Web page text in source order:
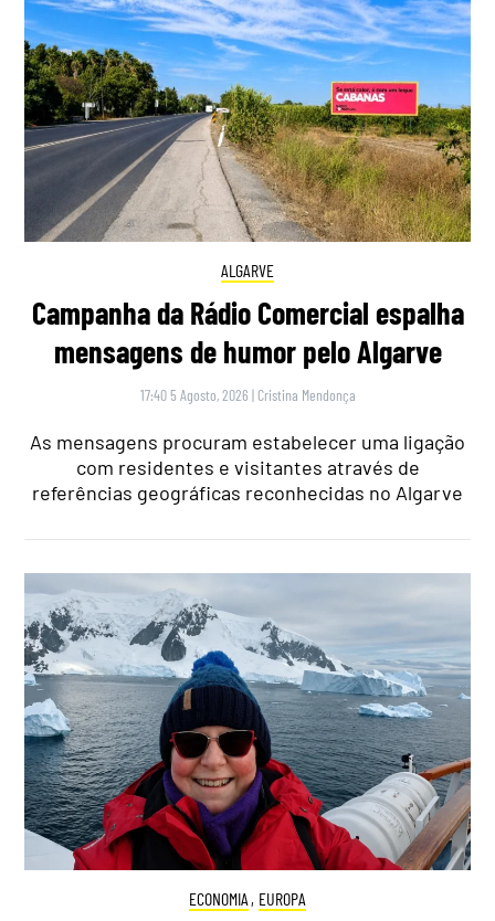
ALGARVE
Campanha da Rádio Comercial espalha
mensagens de humor pelo Algarve
17:40 5 Agosto, 2026 | Cristina Mendonça
As mensagens procuram estabelecer uma ligação
com residentes e visitantes através de
referências geográficas reconhecidas no Algarve
ECONOMIA , EUROPA